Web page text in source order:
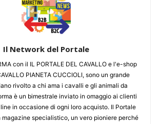
Il Network del Portale
con il IL PORTALE DEL CAVALLO e l'e-shop
PIANETA CUCCIOLI, sono un grande
rivolto a chi ama i cavalli e gli animali da
è un bimestrale inviato in omaggio ai clienti
in occasione di ogni loro acquisto. Il Portale
magazine specialistico, un vero pioniere perché